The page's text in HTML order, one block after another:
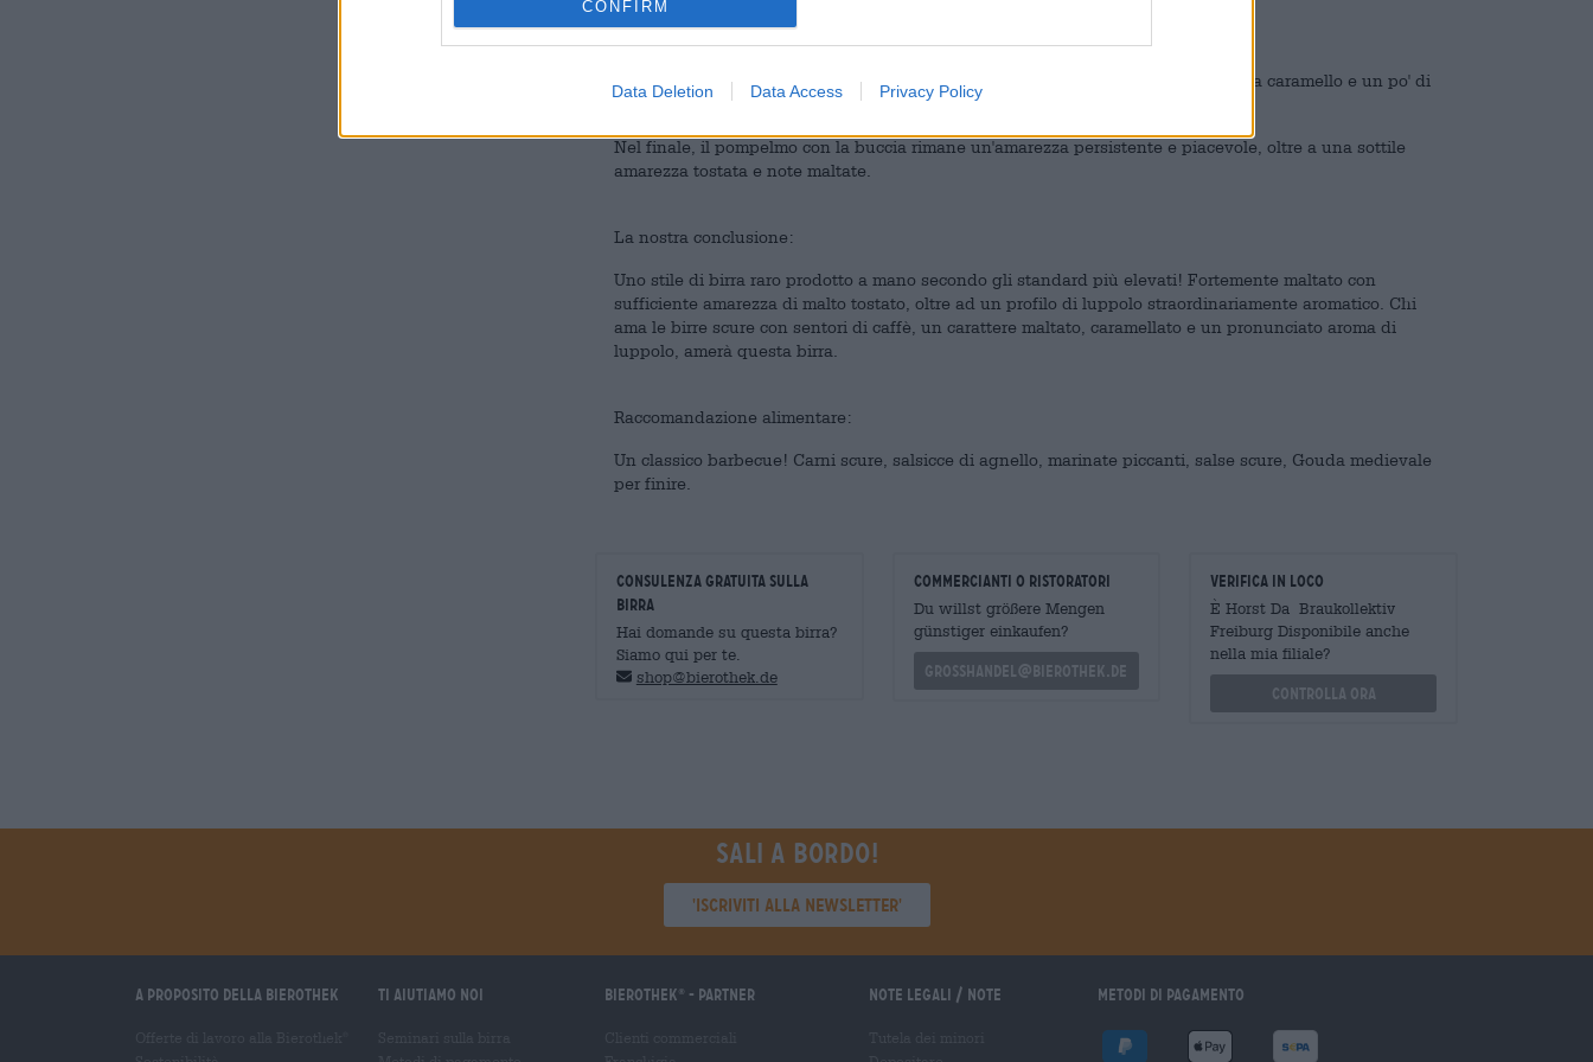
CONFIRM
Data Deletion Data Access Privacy Policy
Il gusto iniziale è succoso con pompelmo dolce e media acidità, accompagnato da caramello e un po' di
caffè.
Nel finale, il pompelmo con la buccia rimane un'amarezza persistente e piacevole, oltre a una sottile
amarezza tostata e note maltate.
La nostra conclusione:
Uno stile di birra raro prodotto a mano secondo gli standard più elevati! Fortemente maltato con
sufficiente amarezza di malto tostato, oltre ad un profilo di luppolo straordinariamente aromatico. Chi
ama le birre scure con sentori di caffè, un carattere maltato, caramellato e un pronunciato aroma di
luppolo, amerà questa birra.
Raccomandazione alimentare:
Un classico barbecue! Carni scure, salsicce di agnello, marinate piccanti, salse scure, Gouda medievale
per finire.
CONSULENZA GRATUITA SULLA
BIRRA
Hai domande su questa birra?
Siamo qui per te.
shop@bierothek.de
commercianti o ristoratori
Du willst größere Mengen
günstiger einkaufen?
grosshandel@bierothek.de
Verifica in loco
È Horst Da Braukollektiv
Freiburg Disponibile anche
nella mia filiale?
Controlla ora
Sali a bordo!
'Iscriviti alla newsletter'
A proposito della Bierothek Ti aiutiamo noi Bierothek - Partner Note legali / Note Metodi di pagamento